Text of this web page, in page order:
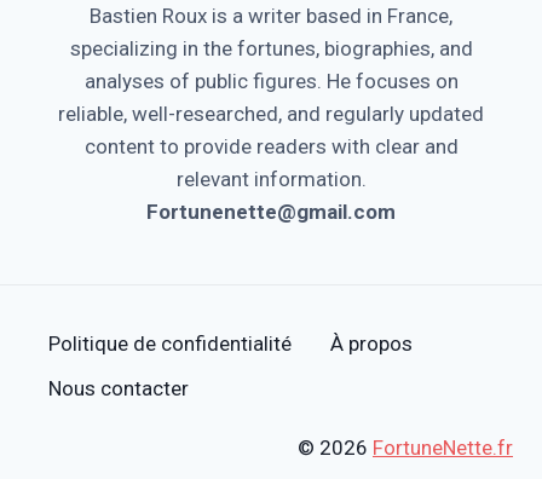
Bastien Roux is a writer based in France,
specializing in the fortunes, biographies, and
analyses of public figures. He focuses on
reliable, well-researched, and regularly updated
content to provide readers with clear and
relevant information.
Fortunenette@gmail.com
Politique de confidentialité
À propos
Nous contacter
© 2026 FortuneNette.fr